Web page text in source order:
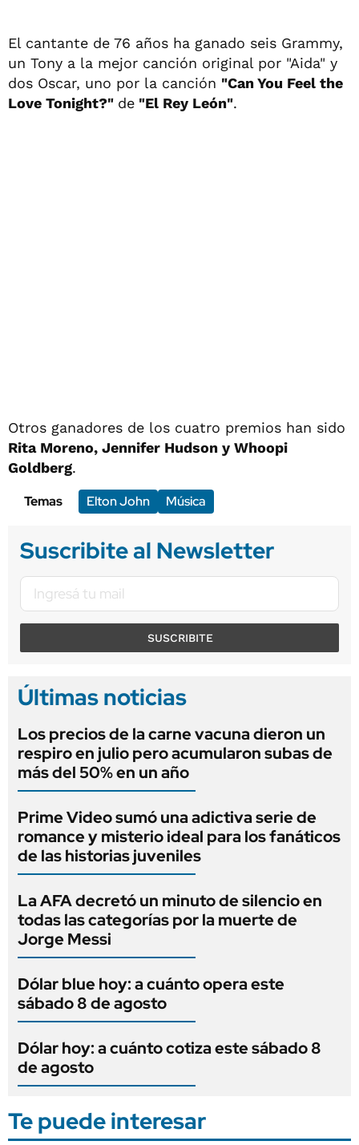
El cantante de 76 años ha ganado seis Grammy,
un Tony a la mejor canción original por "Aida" y
dos Oscar, uno por la canción "Can You Feel the
Love Tonight?" de "El Rey León".
Otros ganadores de los cuatro premios han sido
Rita Moreno, Jennifer Hudson y Whoopi
Goldberg.
Temas
Elton John Música
Suscribite al Newsletter
SUSCRIBITE
Últimas noticias
Los precios de la carne vacuna dieron un
respiro en julio pero acumularon subas de
más del 50% en un año
Prime Video sumó una adictiva serie de
romance y misterio ideal para los fanáticos
de las historias juveniles
La AFA decretó un minuto de silencio en
todas las categorías por la muerte de
Jorge Messi
Dólar blue hoy: a cuánto opera este
sábado 8 de agosto
Dólar hoy: a cuánto cotiza este sábado 8
de agosto
Te puede interesar